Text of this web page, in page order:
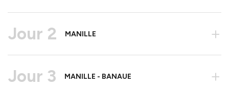
Jour 2 MANILLE +
Jour 3 MANILLE - BANAUE +